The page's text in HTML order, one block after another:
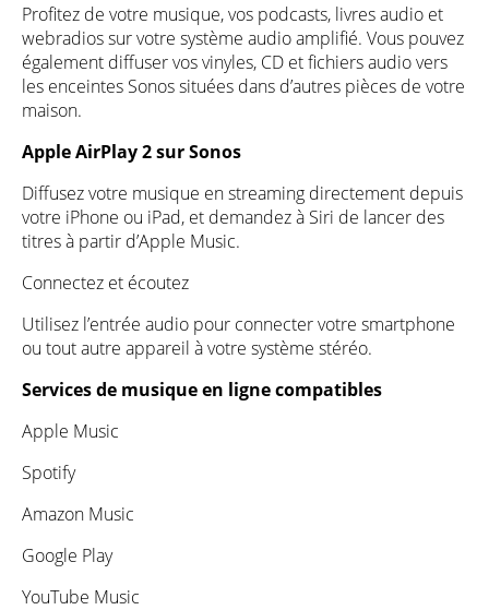
Profitez de votre musique, vos podcasts, livres audio et
webradios sur votre système audio amplifié. Vous pouvez
également diffuser vos vinyles, CD et fichiers audio vers
les enceintes Sonos situées dans d’autres pièces de votre
maison.
Apple AirPlay 2 sur Sonos
Diffusez votre musique en streaming directement depuis
votre iPhone ou iPad, et demandez à Siri de lancer des
titres à partir d’Apple Music.
Connectez et écoutez
Utilisez l’entrée audio pour connecter votre smartphone
ou tout autre appareil à votre système stéréo.
Services de musique en ligne compatibles
Apple Music
Spotify
Amazon Music
Google Play
YouTube Music